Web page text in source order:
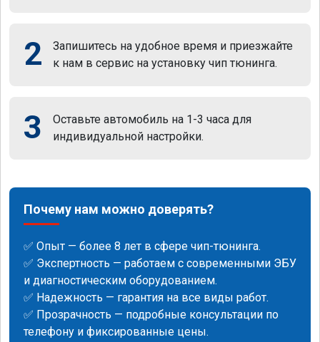
2
Запишитесь на удобное время и приезжайте
к нам в сервис на установку чип тюнинга.
3
Оставьте автомобиль на 1-3 часа для
индивидуальной настройки.
Почему нам можно доверять?
✅ Опыт — более 8 лет в сфере чип-тюнинга.
✅ Экспертность — работаем с современными ЭБУ
и диагностическим оборудованием.
✅ Надежность — гарантия на все виды работ.
✅ Прозрачность — подробные консультации по
телефону и фиксированные цены.